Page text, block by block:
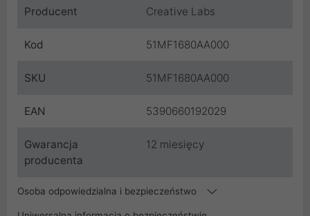
Producent Creative Labs
Kod 51MF1680AA000
SKU 51MF1680AA000
EAN 5390660192029
Gwarancja
producenta
12 miesięcy
Osoba odpowiedzialna i bezpieczeństwo